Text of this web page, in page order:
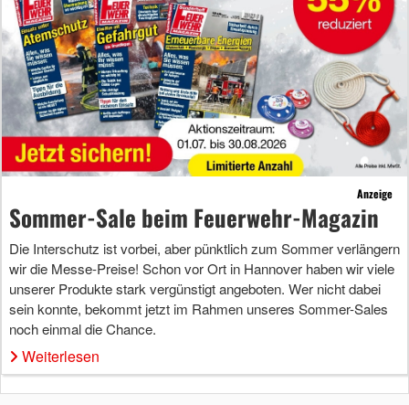
Anzeige
Sommer-Sale beim Feuerwehr-Magazin
Die Interschutz ist vorbei, aber pünktlich zum Sommer verlängern
wir die Messe-Preise! Schon vor Ort in Hannover haben wir viele
unserer Produkte stark vergünstigt angeboten. Wer nicht dabei
sein konnte, bekommt jetzt im Rahmen unseres Sommer-Sales
noch einmal die Chance.
Weiterlesen